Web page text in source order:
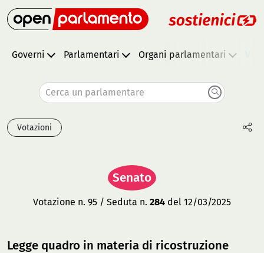
Governi Parlamentari Organi parlamentari
Cerca un parlamentare
Votazioni
Senato
Votazione n. 95 / Seduta n. 284 del 12/03/2025
Legge quadro in materia di ricostruzione